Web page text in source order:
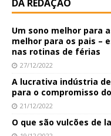
DA REDAÇÃO
Um sono melhor para
melhor para os pais –
nas rotinas de férias
27/12/2022
A lucrativa indústria
para o compromisso
21/12/2022
O que são vulcões de